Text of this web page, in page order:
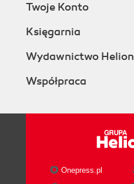
Twoje Konto
Księgarnia
Wydawnictwo Helion
Współpraca
Onepress.pl